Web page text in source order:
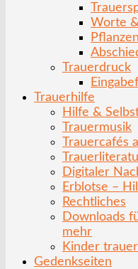
Worte
Trauerdruck
Trauerhilfe
Hilfe &
Trauermusik
Trauercafés
Digitaler
Erblotse –
Rechtliches
Downloads
mehr
Kinder
Gedenkseiten